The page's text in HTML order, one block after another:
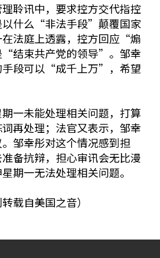
聆讯中，要求控方交代指控
什么“非法手段”颠覆国家
法庭上透露，控方回应“煽
结束共产党的领导”。邹幸
段可以“成千上万”，希望
一未能处理相关问题，打算
再处理；法官又表示，邹幸
邹幸彤对这个情况感到担
备抗辩，担心审讯会无比漫
期一无法处理相关问题。
载自美国之音）